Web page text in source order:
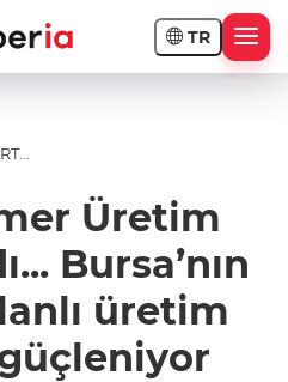
TR
Bursa’nın
ve
güçleniyor
Üretim
Bursa’nın
üretim